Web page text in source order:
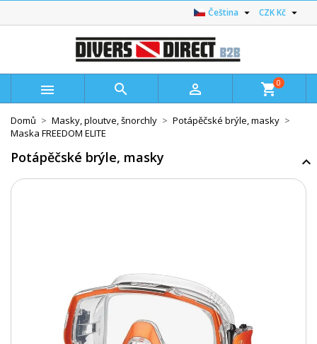
CZK Kč 
Čeština 
   shopping_cart0
Domů Masky, ploutve, šnorchly
Potápěčské brýle, masky
Maska FREEDOM ELITE
Potápěčské brýle, masky